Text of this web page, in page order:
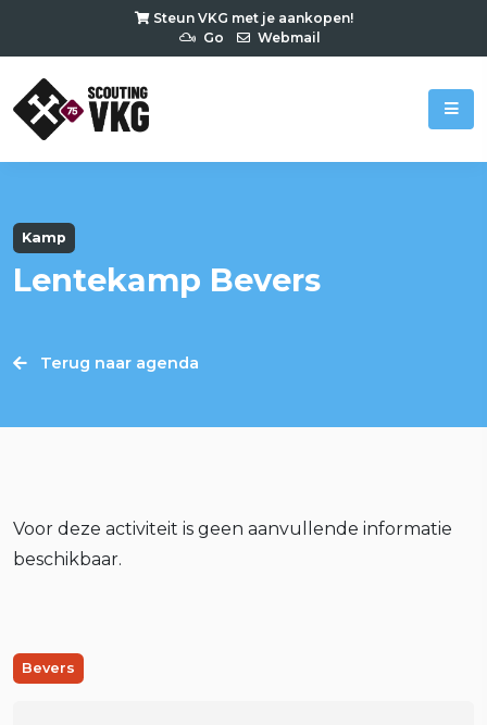
Steun VKG met je aankopen!
Go
Webmail
Kamp
Lentekamp Bevers
Terug naar agenda
Voor deze activiteit is geen aanvullende informatie
beschikbaar.
Bevers